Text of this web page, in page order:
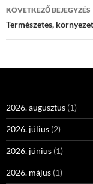
KÖVETKEZŐ BEJEGYZÉS
Természetes,
2026. augusztus (1)
2026. július (2)
2026. június (1)
2026. május (1)